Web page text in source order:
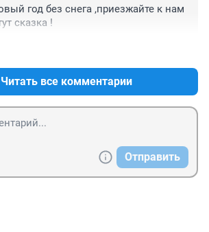
год без снега ,приезжайте к нам
сказка !
Читать все комментарии
Отправить